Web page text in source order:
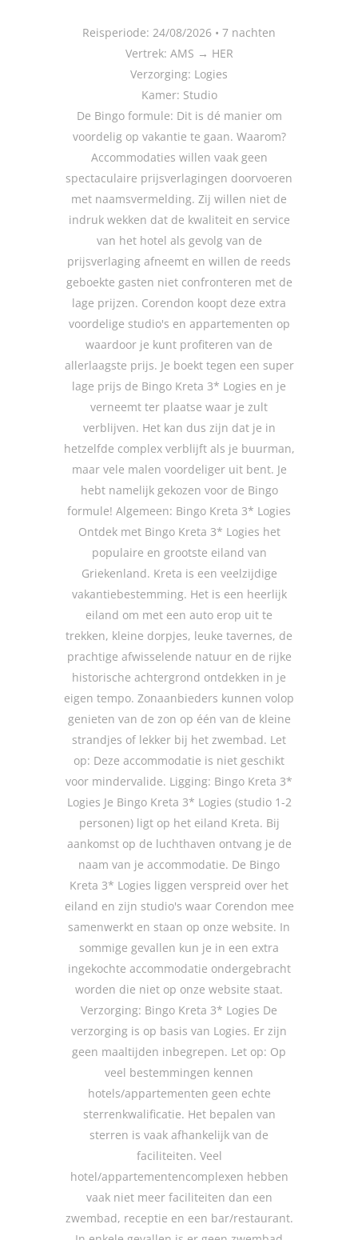
Reisperiode: 24/08/2026 • 7 nachten
Vertrek: AMS → HER
Verzorging: Logies
Kamer: Studio
De Bingo formule: Dit is dé manier om
voordelig op vakantie te gaan. Waarom?
Accommodaties willen vaak geen
spectaculaire prijsverlagingen doorvoeren
met naamsvermelding. Zij willen niet de
indruk wekken dat de kwaliteit en service
van het hotel als gevolg van de
prijsverlaging afneemt en willen de reeds
geboekte gasten niet confronteren met de
lage prijzen. Corendon koopt deze extra
voordelige studio's en appartementen op
waardoor je kunt profiteren van de
allerlaagste prijs. Je boekt tegen een super
lage prijs de Bingo Kreta 3* Logies en je
verneemt ter plaatse waar je zult
verblijven. Het kan dus zijn dat je in
hetzelfde complex verblijft als je buurman,
maar vele malen voordeliger uit bent. Je
hebt namelijk gekozen voor de Bingo
formule! Algemeen: Bingo Kreta 3* Logies
Ontdek met Bingo Kreta 3* Logies het
populaire en grootste eiland van
Griekenland. Kreta is een veelzijdige
vakantiebestemming. Het is een heerlijk
eiland om met een auto erop uit te
trekken, kleine dorpjes, leuke tavernes, de
prachtige afwisselende natuur en de rijke
historische achtergrond ontdekken in je
eigen tempo. Zonaanbieders kunnen volop
genieten van de zon op één van de kleine
strandjes of lekker bij het zwembad. Let
op: Deze accommodatie is niet geschikt
voor mindervalide. Ligging: Bingo Kreta 3*
Logies Je Bingo Kreta 3* Logies (studio 1-2
personen) ligt op het eiland Kreta. Bij
aankomst op de luchthaven ontvang je de
naam van je accommodatie. De Bingo
Kreta 3* Logies liggen verspreid over het
eiland en zijn studio's waar Corendon mee
samenwerkt en staan op onze website. In
sommige gevallen kun je in een extra
ingekochte accommodatie ondergebracht
worden die niet op onze website staat.
Verzorging: Bingo Kreta 3* Logies De
verzorging is op basis van Logies. Er zijn
geen maaltijden inbegrepen. Let op: Op
veel bestemmingen kennen
hotels/appartementen geen echte
sterrenkwalificatie. Het bepalen van
sterren is vaak afhankelijk van de
faciliteiten. Veel
hotel/appartementencomplexen hebben
vaak niet meer faciliteiten dan een
zwembad, receptie en een bar/restaurant.